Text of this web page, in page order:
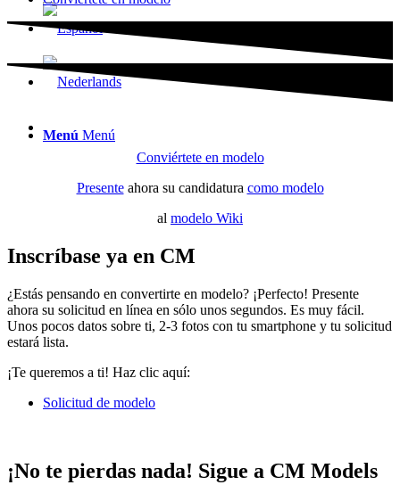
Menú Menú
Conviértete en modelo
Presenteahora su candidatura como modelo
al modelo Wiki
Inscríbase ya en CM
¿Estás pensando en convertirte en modelo? ¡Perfecto! Presente
ahora su solicitud en línea en sólo unos segundos. Es muy fácil.
Unos pocos datos sobre ti, 2-3 fotos con tu smartphone y tu solicitud
estará lista.
¡Te queremos a ti! Haz clic aquí:
Solicitud de modelo
¡No te pierdas nada! Sigue a CM Models